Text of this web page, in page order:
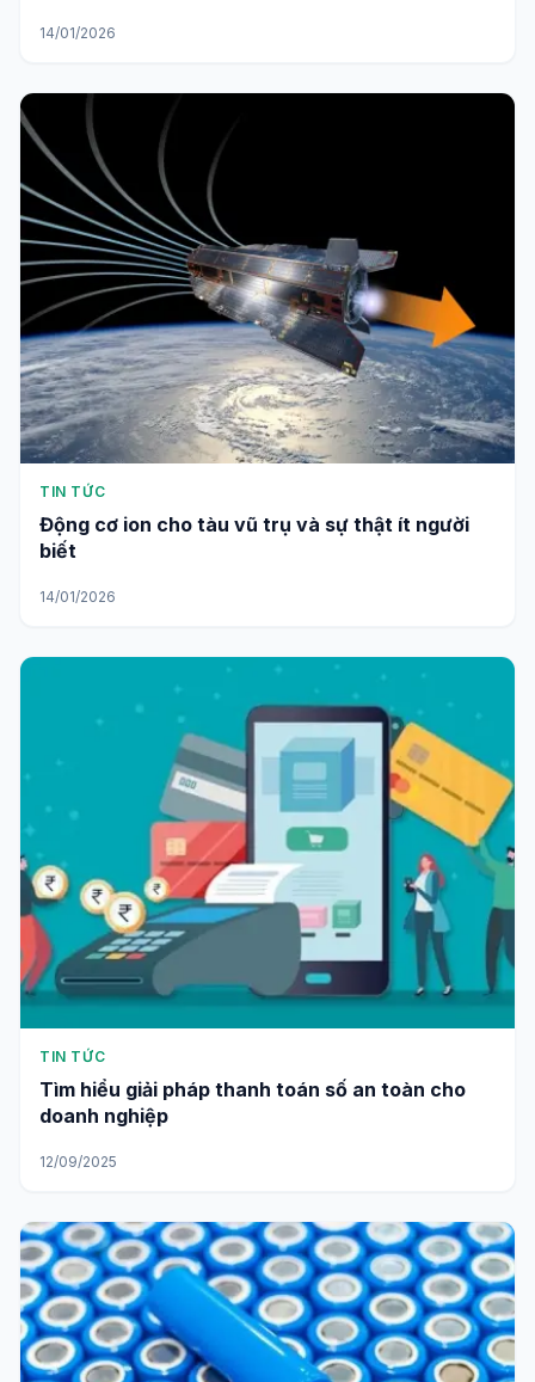
14/01/2026
TIN TỨC
Động cơ ion cho tàu vũ trụ và sự thật ít người
biết
14/01/2026
TIN TỨC
Tìm hiểu giải pháp thanh toán số an toàn cho
doanh nghiệp
12/09/2025